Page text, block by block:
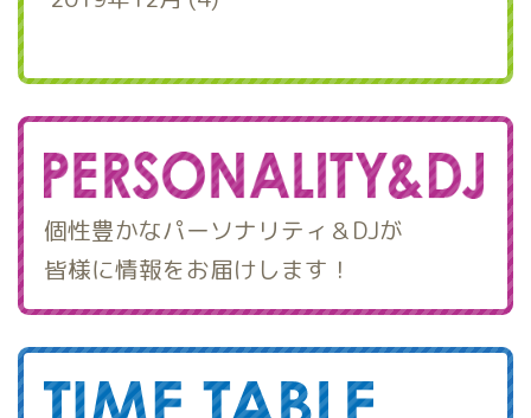
個性豊かなパーソナリティ＆DJが
皆様に情報をお届けします！